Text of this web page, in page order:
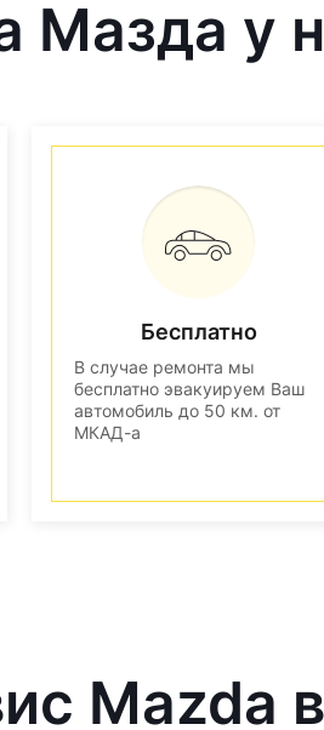
Мазда у
Бесплатно
В случае ремонта мы
бесплатно эвакуируем Ваш
автомобиль до 50 км. от
МКАД-а
Mazda